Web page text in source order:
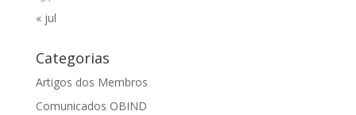
« jul
Categorias
Artigos dos Membros
Comunicados OBIND